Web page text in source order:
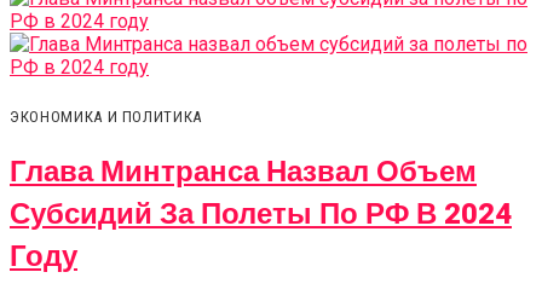
ЭКОНОМИКА И ПОЛИТИКА
Глава Минтранса Назвал Объем
Субсидий За Полеты По РФ В 2024
Году